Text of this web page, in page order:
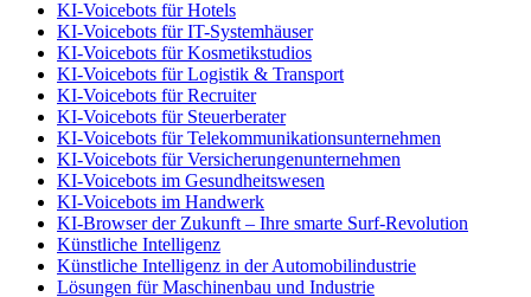
KI-Voicebots für Hotels
KI-Voicebots für IT-Systemhäuser
KI-Voicebots für Kosmetikstudios
KI-Voicebots für Logistik & Transport
KI-Voicebots für Recruiter
KI-Voicebots für Steuerberater
KI-Voicebots für Telekommunikationsunternehmen
KI-Voicebots für Versicherungenunternehmen
KI-Voicebots im Gesundheitswesen
KI-Voicebots im Handwerk
KI‑Browser der Zukunft – Ihre smarte Surf‑Revolution
Künstliche Intelligenz
Künstliche Intelligenz in der Automobilindustrie
Lösungen für Maschinenbau und Industrie